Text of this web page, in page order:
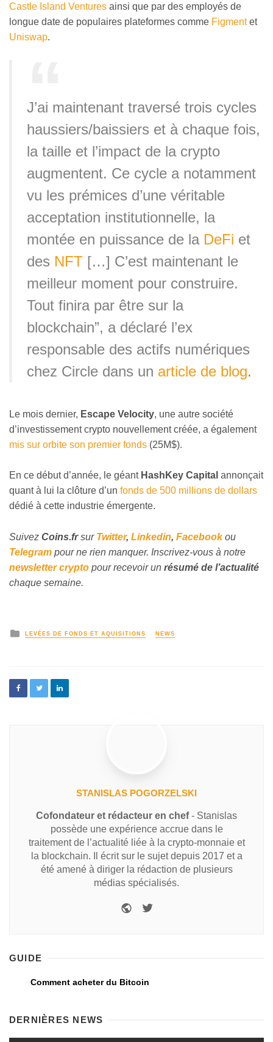
Castle Island Ventures ainsi que par des employés de
longue date de populaires plateformes comme Figmentet
Uniswap.
J’ai maintenant traversé trois cycles
haussiers/baissiers et à chaque fois,
la taille et l’impact de la crypto
augmentent. Ce cycle a notamment
vu les prémices d’une véritable
acceptation institutionnelle, la
montée en puissance de la DeFi et
des NFT […] C’est maintenant le
meilleur moment pour construire.
Tout finira par être sur la
blockchain”, a déclaré l’ex
responsable des actifs numériques
chez Circle dans un article de blog.
Le mois dernier, Escape Velocity, une autre société
d’investissement crypto nouvellement créée, a également
mis sur orbite son premier fonds (25M$).
En ce début d’année, le géant HashKey Capital annonçait
quant à lui la clôture d’un fonds de 500 millions de dollars
dédié à cette industrie émergente.
Suivez Coins.frsur Twitter, Linkedin, Facebookou
Telegram pour ne rien manquer. Inscrivez-vous à notre
newsletter crypto pour recevoir un résumé de l’actualité
chaque semaine.
LEVÉES DE FONDS ET AQUISITIONS NEWS
STANISLAS POGORZELSKI
Cofondateur et rédacteur en chef- Stanislas
possède une expérience accrue dans le
traitement de l’actualité liée à la crypto-monnaie et
la blockchain. Il écrit sur le sujet depuis 2017 et a
été amené à diriger la rédaction de plusieurs
médias spécialisés.
GUIDE
Comment acheter du Bitcoin
DERNIÈRES NEWS